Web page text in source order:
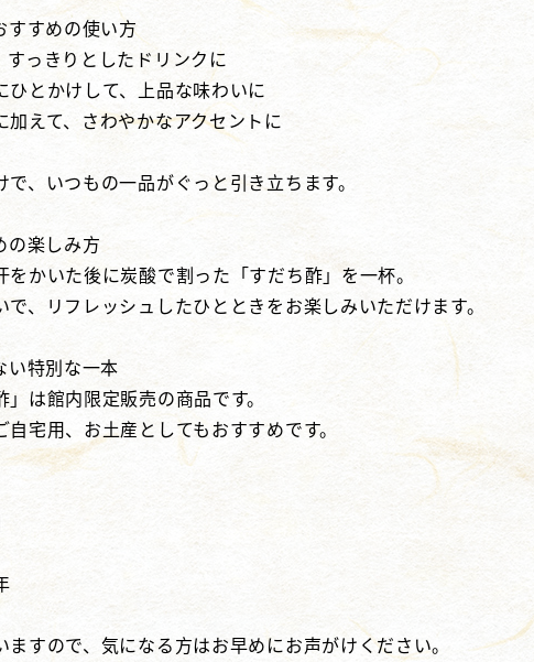
すすめの使い方
すっきりとしたドリンクに
ひとかけして、上品な味わいに
加えて、さわやかなアクセントに
で、いつもの一品がぐっと引き立ちます。
の楽しみ方
をかいた後に炭酸で割った「すだち酢」を一杯。
で、リフレッシュしたひとときをお楽しみいただけます。
い特別な一本
」は館内限定販売の商品です。
自宅用、お土産としてもおすすめです。
ますので、気になる方はお早めにお声がけください。